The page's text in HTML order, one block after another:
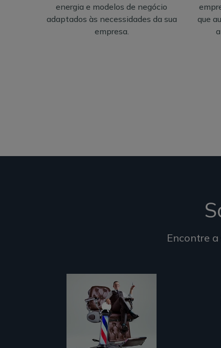
energia e modelos de negócio
adaptados às necessidades da sua
empresa.
que
Encontre